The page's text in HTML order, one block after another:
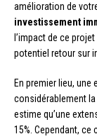
amélioration de
investissement
l’impact de ce
potentiel retour sur
En premier lieu,
considérablement la
estime qu’une
15%. Cependant,